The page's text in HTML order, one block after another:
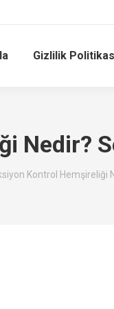
Gizlilik
Kontrol Hemşireliği